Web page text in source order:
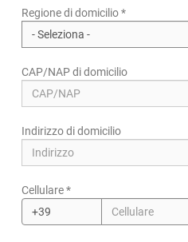
Regione di domicilio *
CAP/NAP di domicilio
Indirizzo di domicilio
Regione/Cantone di residenza *
Cellulare *